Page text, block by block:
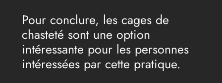
Pour conclure, les cages de
chasteté sont une option
intéressante pour les personnes
intéressées par cette pratique.